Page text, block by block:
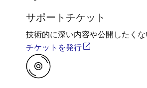
サポートチケット
技術的に深い内容や公開したく
チケットを発行